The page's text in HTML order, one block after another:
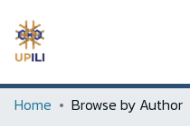
UPDC
Home Browse by Author